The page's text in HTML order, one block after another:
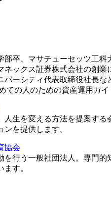
部卒、マサチューセッツ工
ネックス証券株式会社の創
バーシティ代表取締役社長
ての人のための資産運用ガ
人生を変える方法を提案す
を提供します。
協会
を行う一般社団法人。専門
す。